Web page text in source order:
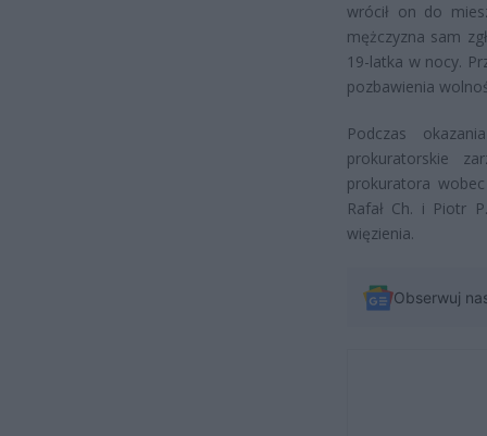
wrócił on do
mężczyzna sam
19-latka w nocy.
pozbawienia
Podczas
prokuratorskie
prokuratora
Rafał Ch. i Piotr
więzienia.
Obserwuj